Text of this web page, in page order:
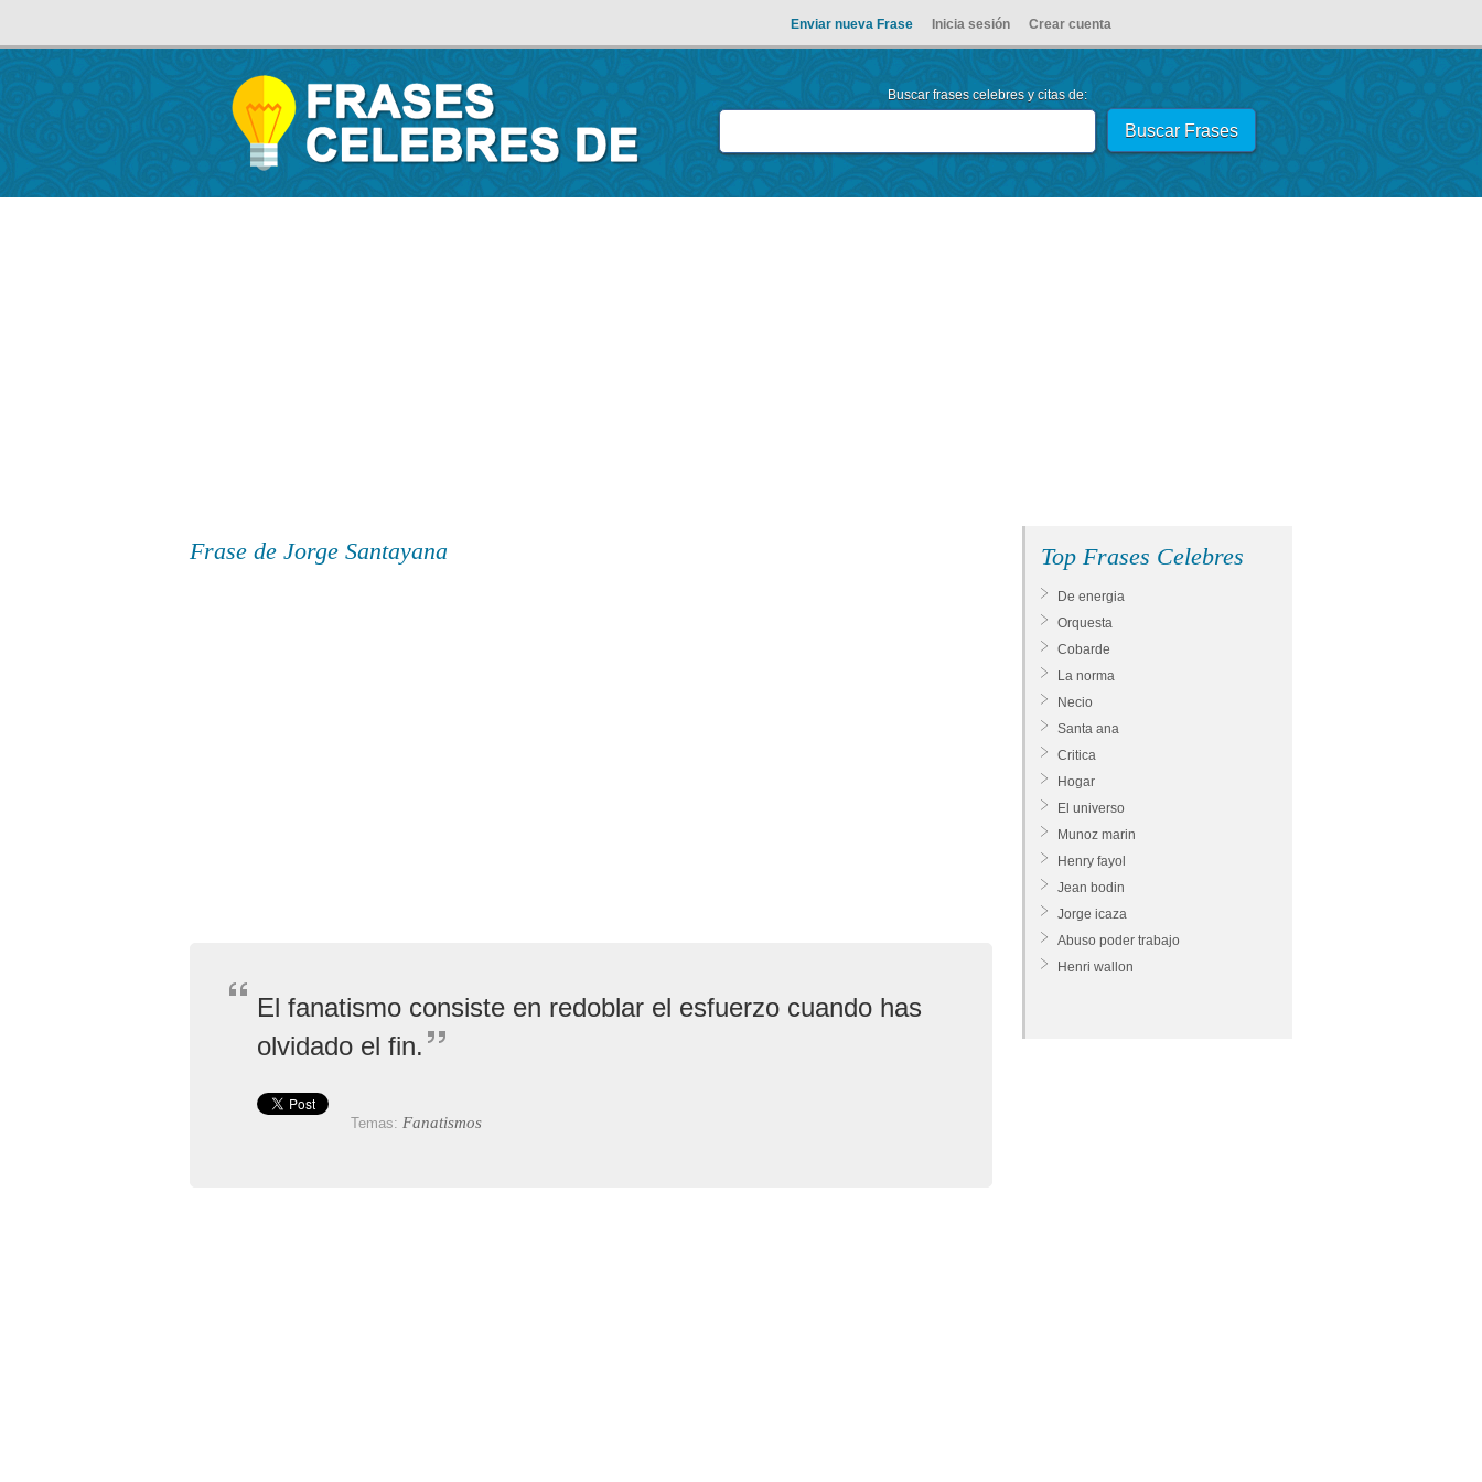
Enviar nueva Frase Inicia sesión Crear cuenta
Buscar frases celebres y citas de:
Frase de Jorge Santayana
El fanatismo consiste en redoblar el esfuerzo cuando has
olvidado el fin.
Temas: Fanatismos
Top Frases Celebres
De energia
Orquesta
Cobarde
La norma
Necio
Santa ana
Critica
Hogar
El universo
Munoz marin
Henry fayol
Jean bodin
Jorge icaza
Abuso poder trabajo
Henri wallon